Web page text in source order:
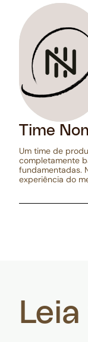
Time
Um time de
completamente
fundamentadas.
experiência do